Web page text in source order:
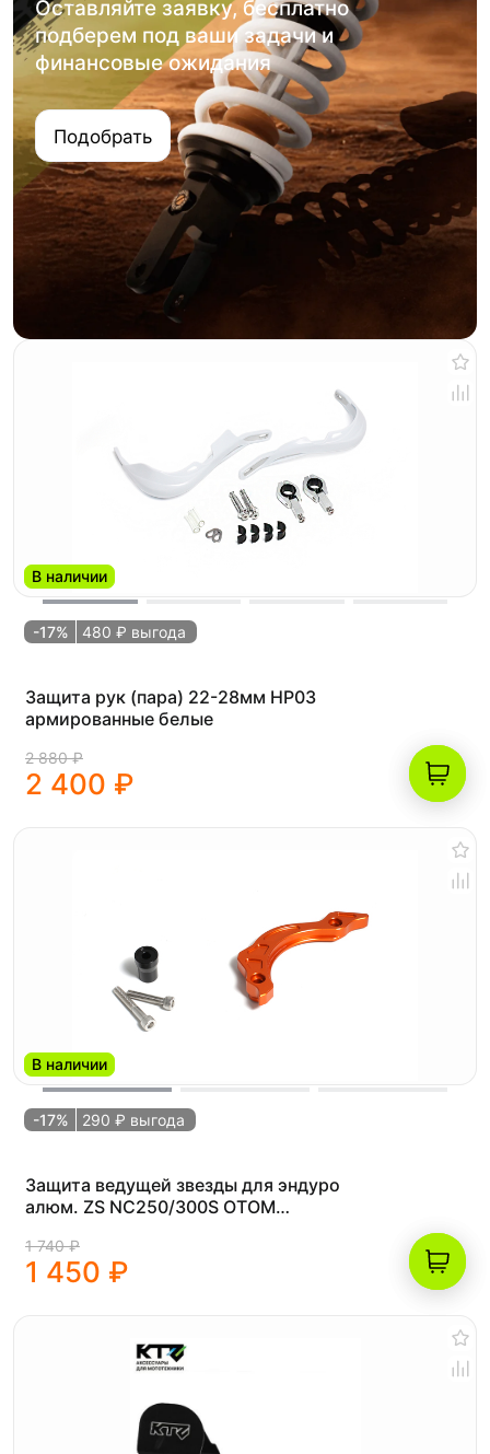
Оставляйте заявку, бесплатно
подберем под ваши задачи и
финансовые ожидания
Подобрать
В наличии
-17% 480 ₽ выгода
Защита рук (пара) 22-28мм HP03
армированные белые
2 880 ₽
2 400 ₽
В наличии
-17% 290 ₽ выгода
Защита ведущей звезды для эндуро
алюм. ZS NC250/300S OTOM
1 740 ₽
1 450 ₽